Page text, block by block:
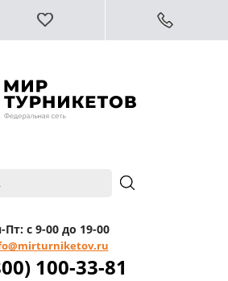
Пт: с 9-00 до 19-00
100-33-81